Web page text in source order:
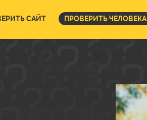
САЙТ ПРОВЕРИТЬ ЧЕЛОВЕКА